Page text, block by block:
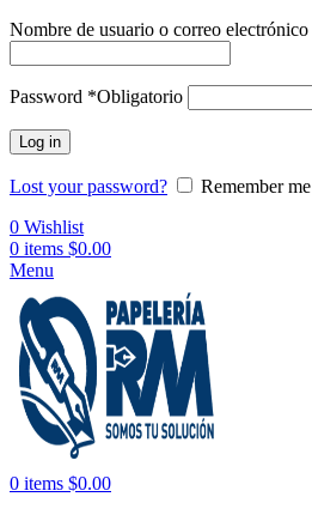
Nombre de usuario o correo electrónico
Password *Obligatorio
Log in
Lost your password?
Remember me
0 Wishlist
0 items $0.00
Menu
0 items $0.00